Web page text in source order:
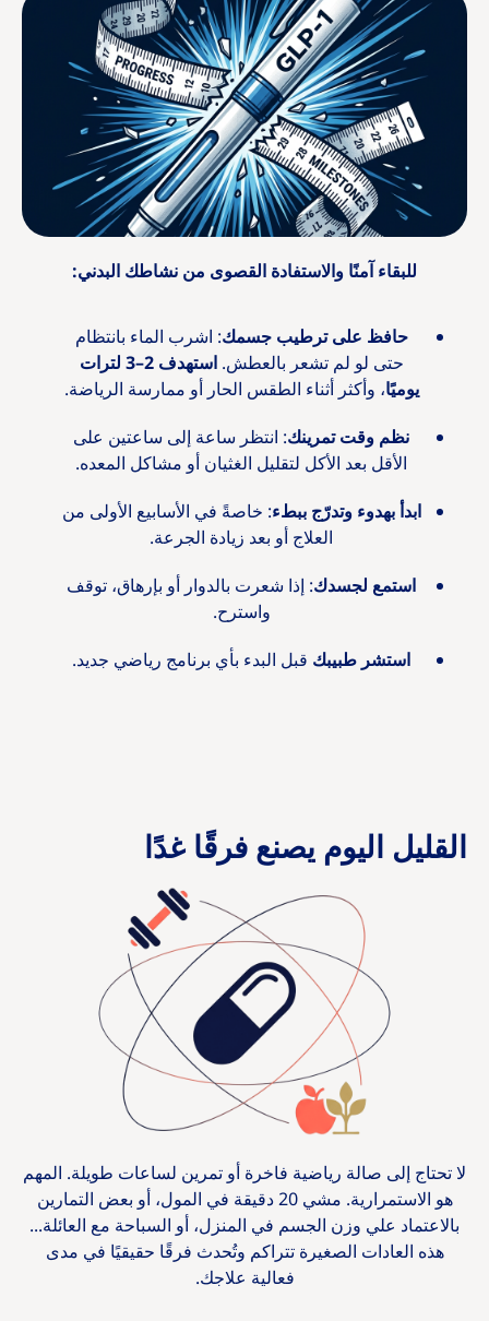
للبقاء آمنًا والاستفادة القصوى من نشاطك البدني:
حافظ على ترطيب جسمك: اشرب الماء بانتظام
حتى لو لم تشعر بالعطش.
استهدف 2–3 لترات
يوميًا، وأكثر أثناء الطقس الحار أو ممارسة الرياضة.
نظم وقت تمرينك: انتظر ساعة إلى ساعتين على
الأقل بعد الأكل لتقليل الغثيان أو مشاكل المعده.
ابدأ بهدوء وتدرّج ببطء: خاصةً في الأسابيع الأولى من
العلاج أو بعد زيادة الجرعة.
استمع لجسدك: إذا شعرت بالدوار أو بإرهاق، توقف
واسترح.
استشر طبيبك قبل البدء بأي برنامج رياضي جديد.
القليل اليوم يصنع فرقًا غدًا
لا تحتاج إلى صالة رياضية فاخرة أو تمرين لساعات طويلة. المهم
هو الاستمرارية. مشي 20 دقيقة في المول، أو بعض التمارين
بالاعتماد علي وزن الجسم في المنزل، أو السباحة مع العائلة...
هذه العادات الصغيرة تتراكم وتُحدث فرقًا حقيقيًا في مدى
فعالية علاجك.